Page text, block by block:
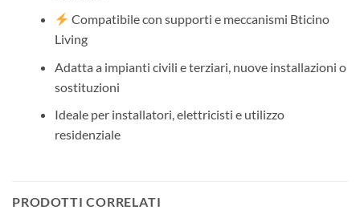
Compatibile con supporti e meccanismi Bticino
Living
Adatta a impianti civili e terziari, nuove installazioni o
sostituzioni
Ideale per installatori, elettricisti e utilizzo
residenziale
PRODOTTI CORRELATI